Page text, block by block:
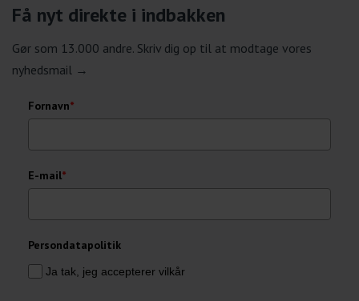
Få nyt direkte i indbakken
Gør som 13.000 andre. Skriv dig op til at modtage vores
nyhedsmail →
Fornavn*
E-mail*
Persondatapolitik
Ja tak, jeg accepterer vilkår